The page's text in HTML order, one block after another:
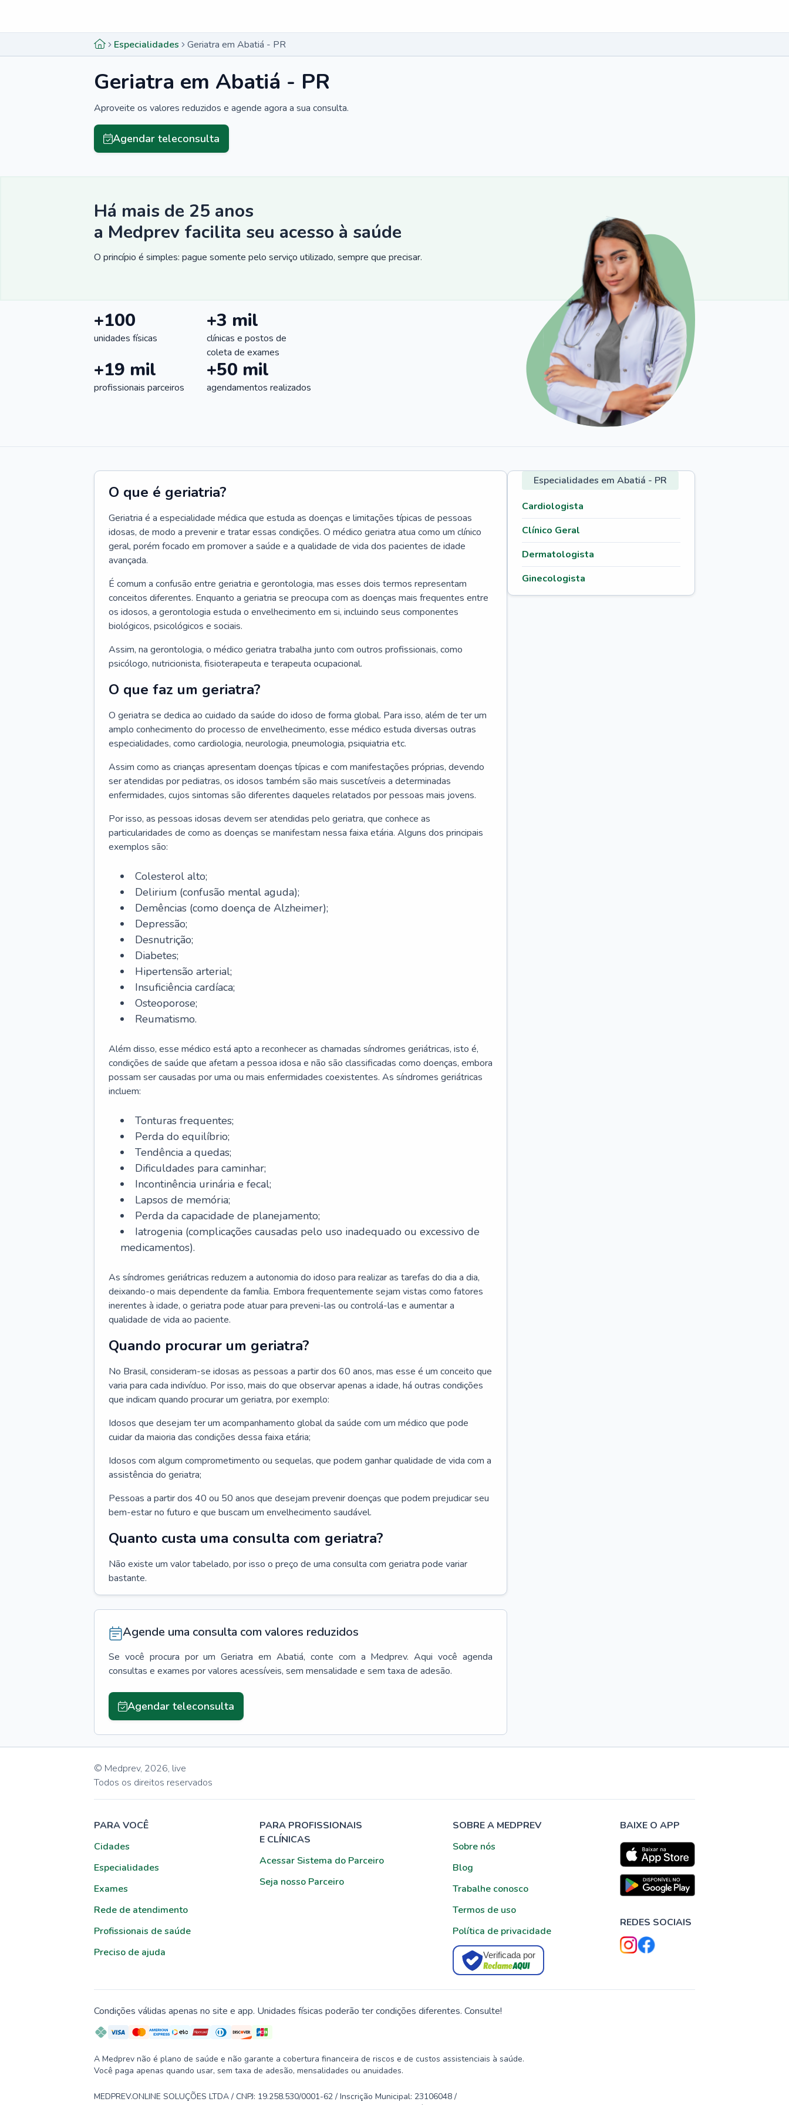
Especialidades Geriatra em Abatiá - PR
Geriatra em Abatiá - PR
Aproveite os valores reduzidos e agende agora a sua consulta.
Agendar teleconsulta
Há mais de 25 anos
a Medprev facilita seu acesso à saúde
O princípio é simples: pague somente pelo serviço utilizado, sempre que precisar.
+100
unidades físicas
+3 mil
clínicas e postos de
coleta de exames
+19 mil
profissionais parceiros
+50 mil
agendamentos realizados
O que é geriatria?
Geriatria é a especialidade médica que estuda as doenças e limitações típicas de pessoas
idosas, de modo a prevenir e tratar essas condições. O médico geriatra atua como um clínico
geral, porém focado em promover a saúde e a qualidade de vida dos pacientes de idade
avançada.
É comum a confusão entre geriatria e gerontologia, mas esses dois termos representam
conceitos diferentes. Enquanto a geriatria se preocupa com as doenças mais frequentes entre
os idosos, a gerontologia estuda o envelhecimento em si, incluindo seus componentes
biológicos, psicológicos e sociais.
Assim, na gerontologia, o médico geriatra trabalha junto com outros profissionais, como
psicólogo, nutricionista, fisioterapeuta e terapeuta ocupacional.
O que faz um geriatra?
O geriatra se dedica ao cuidado da saúde do idoso de forma global. Para isso, além de ter um
amplo conhecimento do processo de envelhecimento, esse médico estuda diversas outras
especialidades, como cardiologia, neurologia, pneumologia, psiquiatria etc.
Assim como as crianças apresentam doenças típicas e com manifestações próprias, devendo
ser atendidas por pediatras, os idosos também são mais suscetíveis a determinadas
enfermidades, cujos sintomas são diferentes daqueles relatados por pessoas mais jovens.
Por isso, as pessoas idosas devem ser atendidas pelo geriatra, que conhece as
particularidades de como as doenças se manifestam nessa faixa etária. Alguns dos principais
exemplos são:
Colesterol alto;
Delirium (confusão mental aguda);
Demências (como doença de Alzheimer);
Depressão;
Desnutrição;
Diabetes;
Hipertensão arterial;
Insuficiência cardíaca;
Osteoporose;
Reumatismo.
Além disso, esse médico está apto a reconhecer as chamadas síndromes geriátricas, isto é,
condições de saúde que afetam a pessoa idosa e não são classificadas como doenças, embora
possam ser causadas por uma ou mais enfermidades coexistentes. As síndromes geriátricas
incluem:
Tonturas frequentes;
Perda do equilíbrio;
Tendência a quedas;
Dificuldades para caminhar;
Incontinência urinária e fecal;
Lapsos de memória;
Perda da capacidade de planejamento;
Iatrogenia (complicações causadas pelo uso inadequado ou excessivo de
medicamentos).
As síndromes geriátricas reduzem a autonomia do idoso para realizar as tarefas do dia a dia,
deixando-o mais dependente da família. Embora frequentemente sejam vistas como fatores
inerentes à idade, o geriatra pode atuar para preveni-las ou controlá-las e aumentar a
qualidade de vida ao paciente.
Quando procurar um geriatra?
No Brasil, consideram-se idosas as pessoas a partir dos 60 anos, mas esse é um conceito que
varia para cada indivíduo. Por isso, mais do que observar apenas a idade, há outras condições
que indicam quando procurar um geriatra, por exemplo:
Idosos que desejam ter um acompanhamento global da saúde com um médico que pode
cuidar da maioria das condições dessa faixa etária;
Idosos com algum comprometimento ou sequelas, que podem ganhar qualidade de vida com a
assistência do geriatra;
Pessoas a partir dos 40 ou 50 anos que desejam prevenir doenças que podem prejudicar seu
bem-estar no futuro e que buscam um envelhecimento saudável.
Quanto custa uma consulta com geriatra?
Não existe um valor tabelado, por isso o preço de uma consulta com geriatra pode variar
bastante.
Agende uma consulta com valores reduzidos
Se você procura por um Geriatra em Abatiá, conte com a Medprev. Aqui você agenda
consultas e exames por valores acessíveis, sem mensalidade e sem taxa de adesão.
Agendar teleconsulta
Especialidades em Abatiá - PR
Cardiologista
Clínico Geral
Dermatologista
Ginecologista
© Medprev, 2026, live
Todos os direitos reservados
PARA VOCÊ
Cidades
Especialidades
Exames
Rede de atendimento
Profissionais de saúde
Preciso de ajuda
PARA PROFISSIONAIS
E CLÍNICAS
Acessar Sistema do Parceiro
Seja nosso Parceiro
SOBRE A MEDPREV
Sobre nós
Blog
Trabalhe conosco
Termos de uso
Política de privacidade
Verificada por
BAIXE O APP
REDES SOCIAIS
Condições válidas apenas no site e app. Unidades físicas poderão ter condições diferentes. Consulte!
A Medprev não é plano de saúde e não garante a cobertura financeira de riscos e de custos assistenciais à saúde.
Você paga apenas quando usar, sem taxa de adesão, mensalidades ou anuidades.
MEDPREV.ONLINE SOLUÇÕES LTDA / CNPJ: 19.258.530/0001-62 / Inscrição Municipal: 23106048 /